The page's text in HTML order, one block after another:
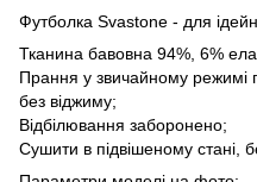
Футболка Svastone - для
Тканина бавовна 94%, 6%
Прання у звичайному режимі
без віджиму;
Відбілювання заборонено;
Сушити в підвішеному стані,